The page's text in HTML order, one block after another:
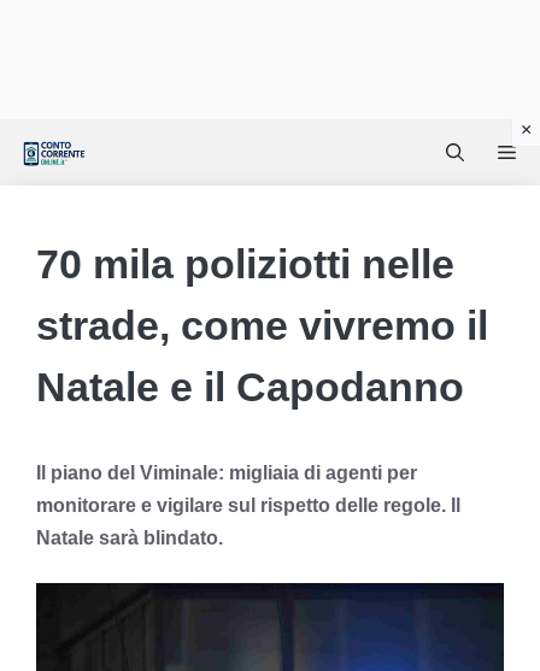
70 mila poliziotti nelle
strade, come vivremo il
Natale e il Capodanno
Il piano del Viminale: migliaia di agenti per
monitorare e vigilare sul rispetto delle regole. Il
Natale sarà blindato.